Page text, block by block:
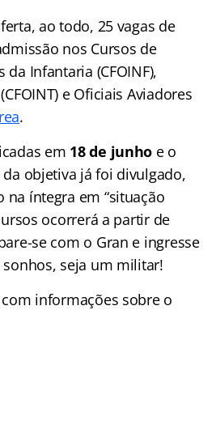
ao todo, 25 vagas de
nos Cursos de
Infantaria (CFOINF),
e Oficiais Aviadores
.
em 18 de junho e o
objetiva já foi divulgado,
íntegra em “situação
ocorrerá a partir de
se com o Gran e ingresse
seja um militar!
informações sobre o